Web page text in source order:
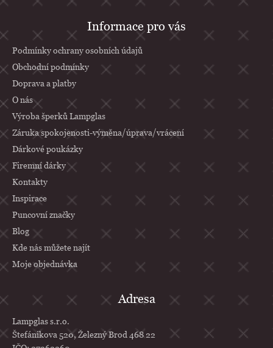
á
a
í
Informace pro vás
Podmínky ochrany osobních údajů
Obchodní podmínky
Doprava a platby
O nás
Výroba šperků Lampglas
Záruka spokojenosti-výměna/úprava/vrácení
Dárkové poukázky
Firemní dárky
Kontakty
Inspirace
Puncovní značky
Blog
Kde nás můžete najít
Moje objednávka
Adresa
Lampglas s.r.o.
Štefánikova 520, Železný Brod 468 22